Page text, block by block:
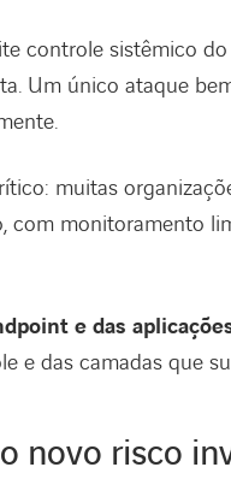
controle sistêmico
Um único ataque
muitas
com monitoramento
e das
e das camadas que
novo risco